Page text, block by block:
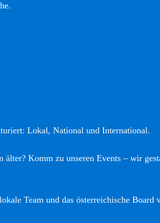
Lokal, National und International.
Komm zu unseren Events – wir
Team und das österreichische Board